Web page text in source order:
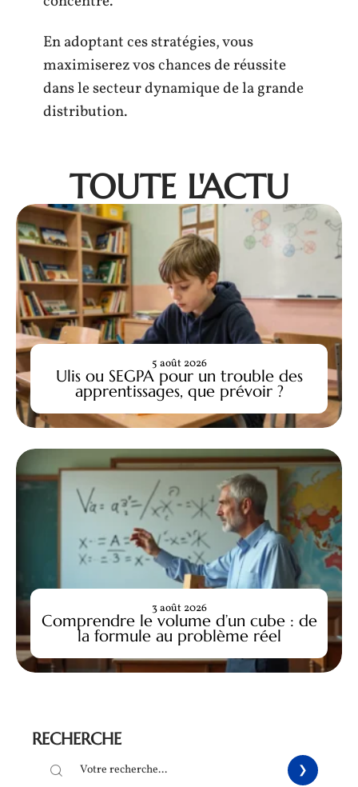
En adoptant ces stratégies, vous
maximiserez vos chances de réussite
dans le secteur dynamique de la grande
distribution.
TOUTE L'ACTU
Ulis ou SEGPA pour un trouble des
apprentissages, que prévoir ?
5 août 2026
Comprendre le volume d’un cube : de
la formule au problème réel
3 août 2026
RECHERCHE